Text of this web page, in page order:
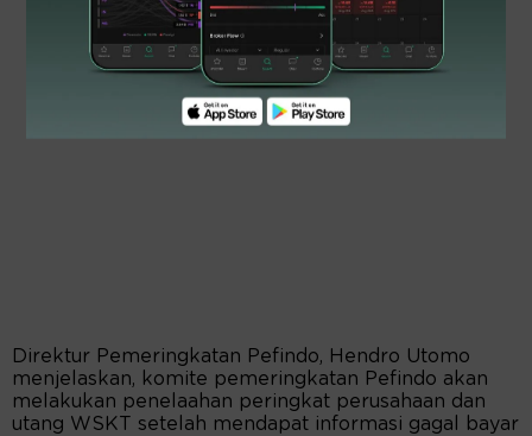
Direktur Pemeringkatan Pefindo, Hendro Utomo
menjelaskan, komite pemeringkatan Pefindo akan
melakukan penelaahan peringkat perusahaan dan
utang WSKT setelah mendapat informasi gagal bayar